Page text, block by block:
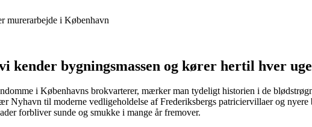
kender bygningsmassen og kører hertil hver uge
i Københavns brokvarterer, mærker man tydeligt historien i de
Nyhavn til moderne vedligeholdelse af Frederiksbergs patriciervillaer og
forbliver sunde og smukke i mange år fremover.